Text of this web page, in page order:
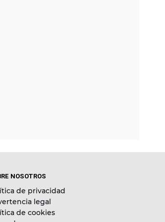
NOSOTROS
de privacidad
legal
de cookies